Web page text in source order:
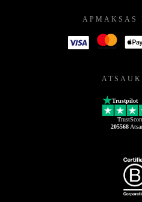
APMAKSAS
Trustpilot
205568